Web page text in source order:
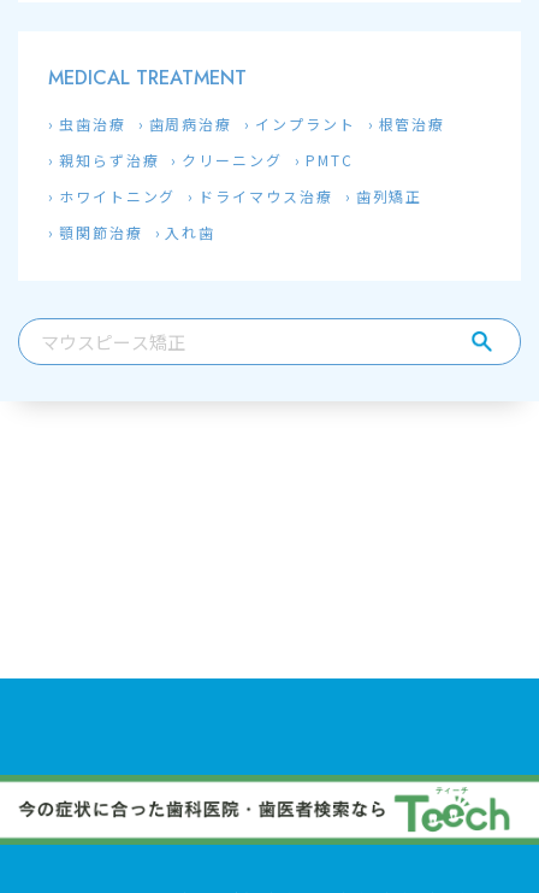
MEDICAL TREATMENT
虫歯治療 歯周病治療 インプラント
根管治療
親知らず治療
クリーニング
PMTC
ホワイトニング
ドライマウス治療
歯列矯正
顎関節治療
入れ歯